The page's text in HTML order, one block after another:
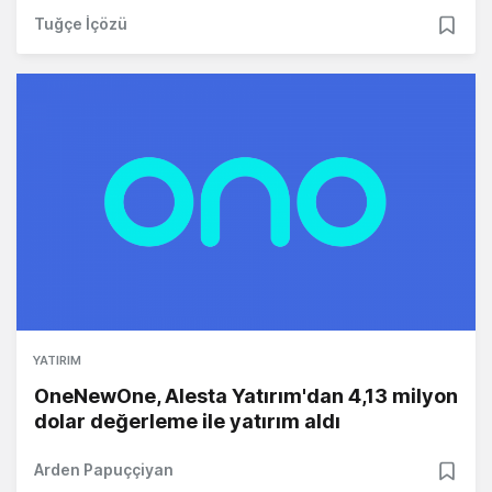
Tuğçe İçözü
YATIRIM
OneNewOne, Alesta Yatırım'dan 4,13 milyon
dolar değerleme ile yatırım aldı
Arden Papuççiyan